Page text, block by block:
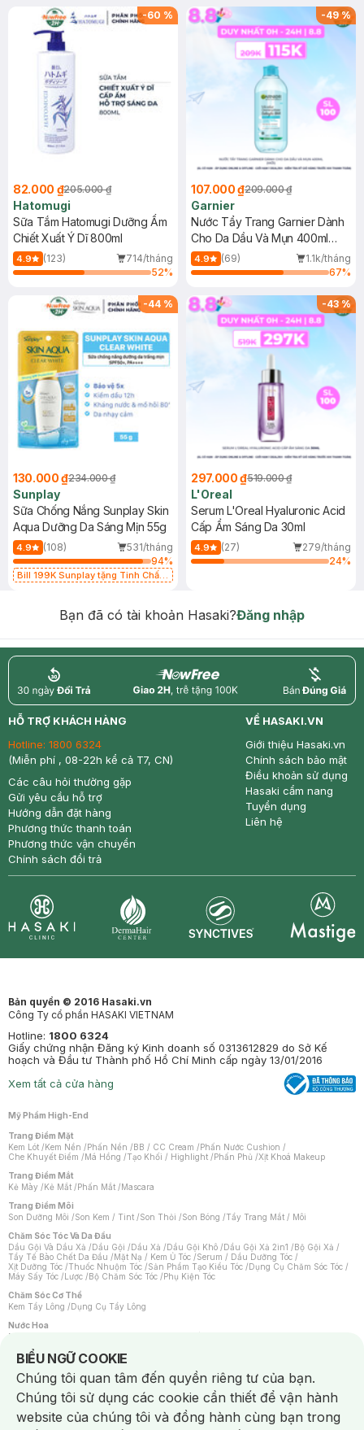
(SL có hạn)
-60 %
82.000 ₫205.000 ₫
Hatomugi
Sữa Tắm Hatomugi Dưỡng Ẩm
Chiết Xuất Ý Dĩ 800ml
4.9 (123)
714/tháng
52%
-49%
107.000 ₫209.000 ₫
Garnier
Nước Tẩy Trang Garnier Dành
Cho Da Dầu Và Mụn 400ml
(Mới)
4.9 (69)
1.1k/tháng
67%
-44 %
130.000 ₫234.000 ₫
Sunplay
Sữa Chống Nắng Sunplay Skin
Aqua Dưỡng Da Sáng Mịn 55g
4.9 (108)
531/tháng
94%
Bill 199K Sunplay tặng Tinh Chất
-43%
297.000 ₫519.000 ₫
L'Oreal
Serum L'Oreal Hyaluronic Acid
Cấp Ẩm Sáng Da 30ml
4.9 (27)
279/tháng
24%
Bạn đã có tài khoản Hasaki?Đăng nhập
return nowfree price
HỖ TRỢ KHÁCH HÀNG
Hotline: 1800 6324
(Miễn phí , 08-22h kể cả T7, CN)
Các câu hỏi thường gặp
Gửi yêu cầu hỗ trợ
Hướng dẫn đặt hàng
Phương thức thanh toán
Phương thức vận chuyển
Chính sách đổi trả
VỀ HASAKI.VN
Giới thiệu Hasaki.vn
Chính sách bảo mật
Điều khoản sử dụng
Hasaki cẩm nang
Tuyển dụng
Liên hệ
Bản quyền © 2016 Hasaki.vn
Công Ty cổ phần HASAKI VIETNAM
Hotline: 1800 6324
Giấy chứng nhận Đăng ký Kinh doanh số 0313612829 do Sở Kế
hoạch và Đầu tư Thành phố Hồ Chí Minh cấp ngày 13/01/2016
Xem tất cả cửa hàng
Mỹ Phẩm High-End
Trang Điểm Mặt
Kem Lót /Kem Nền /Phấn Nền /BB / CC Cream /Phấn Nước Cushion /
Che Khuyết Điểm /Má Hồng /Tạo Khối / Highlight /Phấn Phủ /Xịt Khoá Makeup
Trang Điểm Mắt
Kẻ Mày /Kẻ Mắt /Phấn Mắt /Mascara
Trang Điểm Môi
Son Dưỡng Môi /Son Kem / Tint /Son Thỏi /Son Bóng /Tẩy Trang Mắt / Môi
Chăm Sóc Tóc Và Da Đầu
Dầu Gội Và Dầu Xả /Dầu Gội /Dầu Xả /Dầu Gội Khô /Dầu Gội Xả 2in1 /Bộ Gội Xả /
Tẩy Tế Bào Chết Da Đầu /Mặt Nạ / Kem Ủ Tóc /Serum / Dầu Dưỡng Tóc /
Xịt Dưỡng Tóc /Thuốc Nhuộm Tóc /Sản Phẩm Tạo Kiểu Tóc /Dụng Cụ Chăm Sóc Tóc /
Máy Sấy Tóc /Lược /Bộ Chăm Sóc Tóc /Phụ Kiện Tóc
Chăm Sóc Cơ Thể
Kem Tẩy Lông /Dụng Cụ Tẩy Lông
Nước Hoa
Nước Hoa Nữ
Chăm Sóc Cá Nhân
Chống Muỗi /Khẩu Trang /Máy Massage/Mặt Nạ Xông Hơi /Nước Rửa Tay/
Sản Phẩm Chăm Sóc Khác /Bàn Chải Đánh Răng /Bàn Chải Điện/
Hỗ Trợ Trắng Răng/Kem Đánh Răng /Máy Tăm Nước/ Nước Súc Miệng/
Tăm / Chỉ Nha Khoa/ Xịt Thơm Miệng / Dung Dịch Vệ Sinh/Dưỡng Vùng Kín/
Khăn Ướt Vệ Sinh Vùng Kín/Băng Vệ Sinh/Tampon/Bọt Cạo Râu /Dao Cạo Râu/
Máy Cạo Râu
BIỂU NGỮ COOKIE
Notice about cookies usage
Chúng tôi quan tâm đến quyền riêng tư của bạn.
Chúng tôi sử dụng các cookie cần thiết để vận hành
website của chúng tôi và đồng hành cùng bạn trong